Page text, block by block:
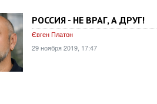
РОССИЯ - НЕ ВРАГ, А ДРУГ!
Євген Платон
29 ноября 2019, 17:47